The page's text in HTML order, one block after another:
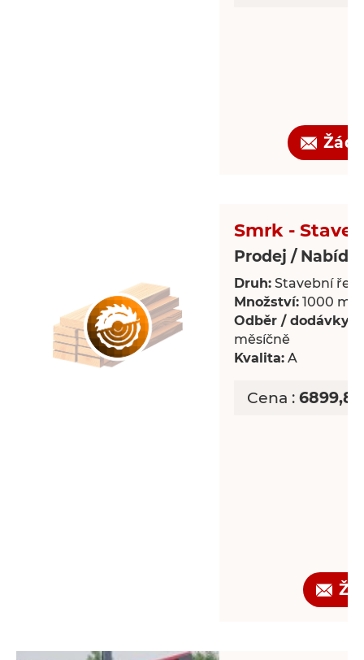
Smrk -
Prodej /
Druh: Stavební
Množství: 1000 m³
Odběr / dodávky:
měsíčně
Kvalita: A
Cena :